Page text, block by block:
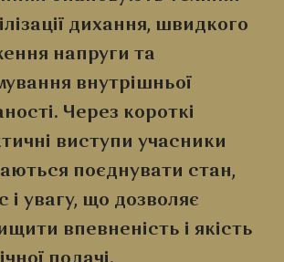
дихання, швидкого
напруги та
внутрішньої
Через короткі
виступи учасники
поєднувати стан,
і увагу, що дозволяє
впевненість і якість